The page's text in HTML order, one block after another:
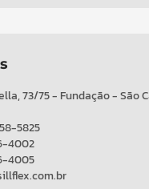
73/75 - Fundação - São
5825
4002
4005